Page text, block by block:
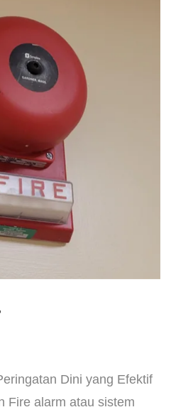
Dini yang Efektif
Fire alarm atau sistem